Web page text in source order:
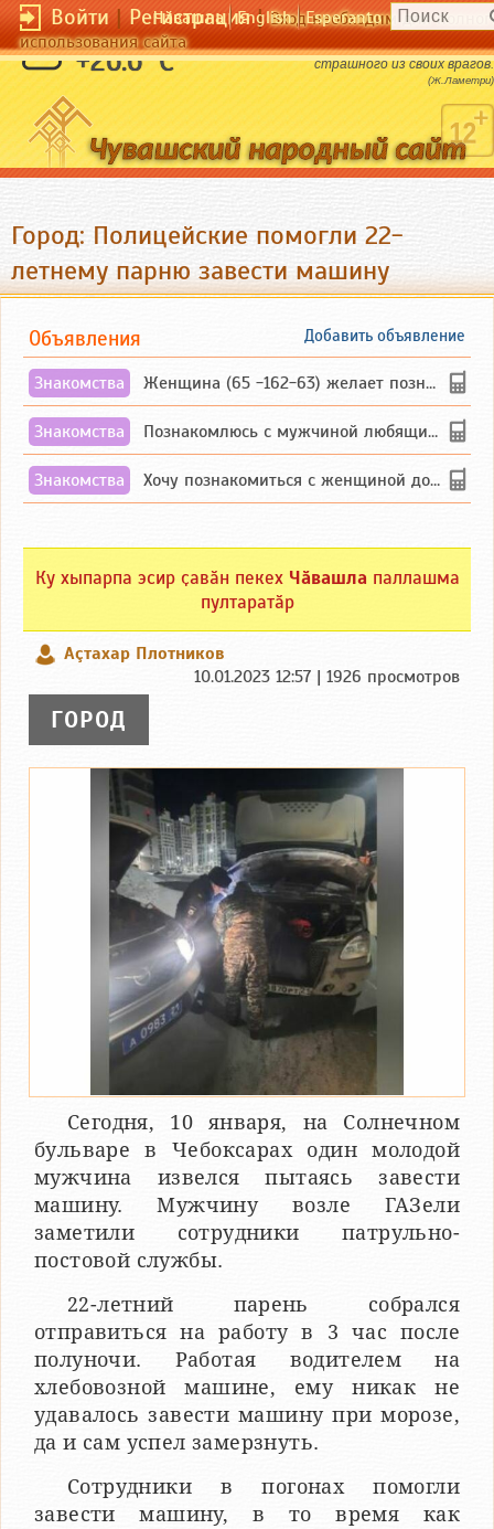
Войти|Регистрация|Вход необходим для
использования сайта
Чӑвашла English Esperanto
+26.6 °C
Человек в самом себе носит самого
страшного из своих врагов.
(Ж.Ламетри)
Город: Полицейские помогли 22-
летнему парню завести машину
Добавить объявление
Объявления
Знакомства Женщина (65 -162-63) желает познакомиться с одиноким, добродушным, без вредных ...
Знакомства Познакомлюсь с мужчиной любящим танцевать и петь на родном чувашском языке
Знакомства Хочу познакомиться с женщиной до 55 лет чувашской или русской национальности дл...
Ку хыпарпа эсир ҫавӑн пекех Чӑвашла паллашма
пултаратӑр
Аçтахар Плотников
10.01.2023 12:57 | 1926 просмотров
ГОРОД
Сегодня, 10 января, на Солнечном
бульваре в Чебоксарах один молодой
мужчина извелся пытаясь завести
машину. Мужчину возле ГАЗели
заметили сотрудники патрульно-
постовой службы.
22-летний парень собрался
отправиться на работу в 3 час после
полуночи. Работая водителем на
хлебовозной машине, ему никак не
удавалось завести машину при морозе,
да и сам успел замерзнуть.
Сотрудники в погонах помогли
завести машину, в то время как